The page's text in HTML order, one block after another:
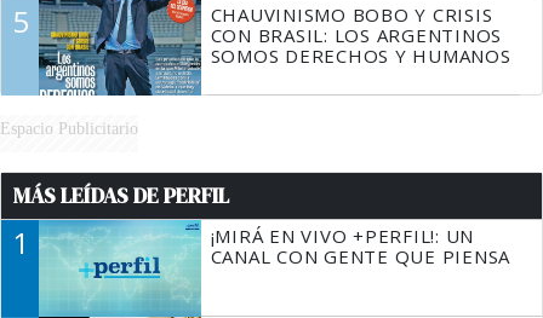
5
CHAUVINISMO BOBO Y CRISIS
CON BRASIL: LOS ARGENTINOS
SOMOS DERECHOS Y HUMANOS
Espacio Publicitario
MÁS LEÍDAS DE PERFIL
1
¡MIRÁ EN VIVO +PERFIL!: UN
CANAL CON GENTE QUE PIENSA